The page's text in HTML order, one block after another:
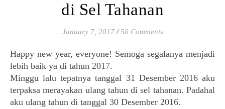
di Sel Tahanan
January 7, 2017 / 50 Comments
Happy new year, everyone! Semoga segalanya menjadi
lebih baik ya di tahun 2017.
Minggu lalu tepatnya tanggal 31 Desember 2016 aku
terpaksa merayakan ulang tahun di sel tahanan. Padahal
aku ulang tahun di tanggal 30 Desember 2016.